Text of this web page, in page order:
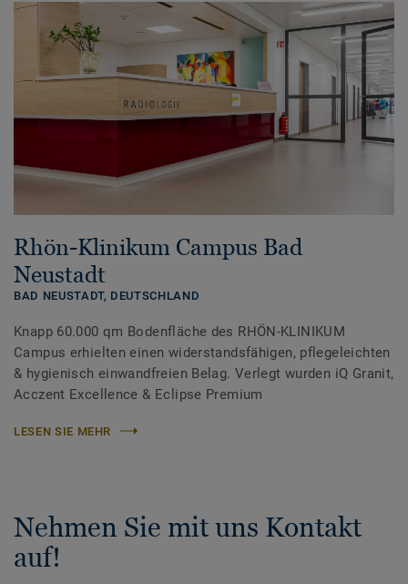
Rhön-Klinikum Campus Bad
Neustadt
BAD NEUSTADT, DEUTSCHLAND
Knapp 60.000 qm Bodenfläche des RHÖN-KLINIKUM
Campus erhielten einen widerstandsfähigen, pflegeleichten
& hygienisch einwandfreien Belag. Verlegt wurden iQ Granit,
Acczent Excellence & Eclipse Premium
LESEN SIE MEHR
Nehmen Sie mit uns Kontakt
auf!